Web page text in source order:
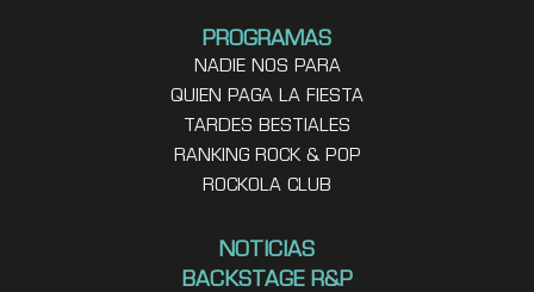
PROGRAMAS
NADIE NOS PARA
QUIEN PAGA LA FIESTA
TARDES BESTIALES
RANKING ROCK & POP
ROCKOLA CLUB
NOTICIAS
BACKSTAGE R&P